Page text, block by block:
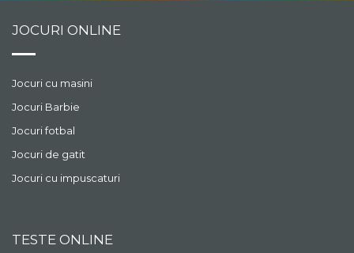
JOCURI ONLINE
Jocuri cu masini
Jocuri Barbie
Jocuri fotbal
Jocuri de gatit
Jocuri cu impuscaturi
TESTE ONLINE